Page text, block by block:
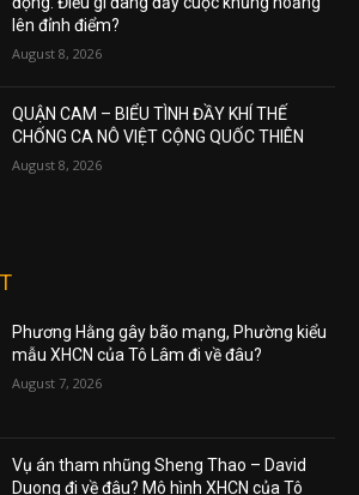
lên đỉnh điểm?
August 8, 2026
QUẬN CAM – BIỂU TÌNH ĐẦY KHÍ THẾ
CHỐNG CA NÔ VIỆT CỘNG QUỐC THIÊN
August 8, 2026
Phương Hằng gây bão mạng, Phường kiểu
mẫu XHCN của Tô Lâm đi về đâu?
August 7, 2026
Vụ án tham nhũng Sheng Thao – David
Duong đi về đâu? Mô hình XHCN của Tô